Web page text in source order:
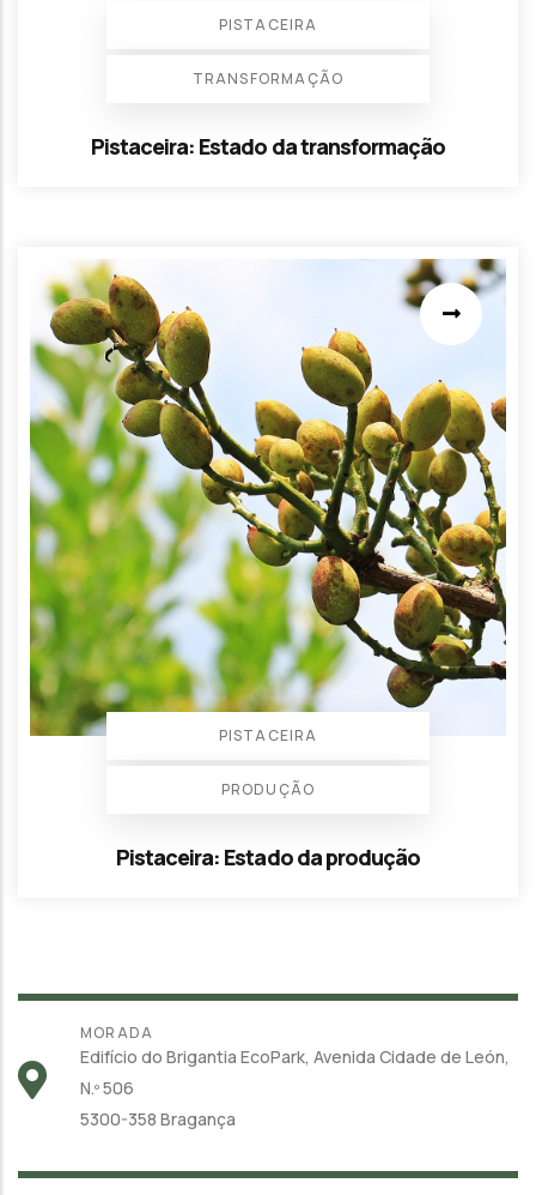
PISTACEIRA
TRANSFORMAÇÃO
Pistaceira: Estado da transformação
PISTACEIRA
PRODUÇÃO
Pistaceira: Estado da produção
MORADA
Edifício do Brigantia EcoPark, Avenida Cidade de León,
N.º 506
5300-358 Bragança